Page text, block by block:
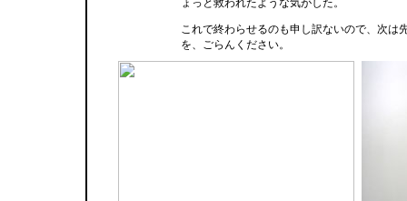
ょっと救われたような気がした。
これで終わらせるのも申し訳ないので、次は
を、ごらんください。